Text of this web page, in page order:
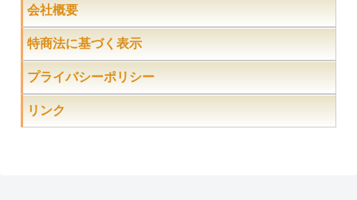
会社概要
特商法に基づく表示
プライバシーポリシー
リンク